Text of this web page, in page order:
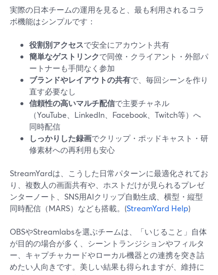
実際の日本チームの運用を見ると、最も利用されるコラ
ボ機能はシンプルです：
役割別アクセスで安全にアカウント共有
簡単なゲストリンクで同僚・クライアント・外部パ
ートナーも手間なく参加
ブランドやレイアウトの共有で、毎回シーンを作り
直す必要なし
信頼性の高いマルチ配信で主要チャネル
（YouTube、LinkedIn、Facebook、Twitch等）へ
同時配信
しっかりした録画でクリップ・ポッドキャスト・研
修素材への再利用も安心
StreamYardは、こうした日常パターンに最適化されてお
り、複数人の画面共有や、ホストだけが見られるプレゼ
ンターノート、SNS用AIクリップ自動生成、横型・縦型
同時配信（MARS）なども搭載。(StreamYard Help)
OBSやStreamlabsを選ぶチームは、「いじること」自体
が目的の場合が多く、シーントランジションやフィルタ
ー、キャプチャカードやローカル機器との連携を突き詰
めたい人向きです。美しい結果も得られますが、維持に